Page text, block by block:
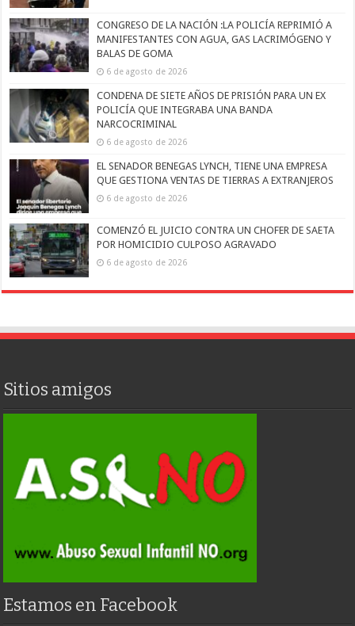
CONGRESO DE LA NACIÓN :LA POLICÍA REPRIMIÓ A
MANIFESTANTES CON AGUA, GAS LACRIMÓGENO Y
BALAS DE GOMA
6 de agosto de 2026
CONDENA DE SIETE AÑOS DE PRISIÓN PARA UN EX
POLICÍA QUE INTEGRABA UNA BANDA
NARCOCRIMINAL
6 de agosto de 2026
EL SENADOR BENEGAS LYNCH, TIENE UNA EMPRESA
QUE GESTIONA VENTAS DE TIERRAS A EXTRANJEROS
6 de agosto de 2026
COMENZÓ EL JUICIO CONTRA UN CHOFER DE SAETA
POR HOMICIDIO CULPOSO AGRAVADO
6 de agosto de 2026
Sitios amigos
Estamos en Facebook